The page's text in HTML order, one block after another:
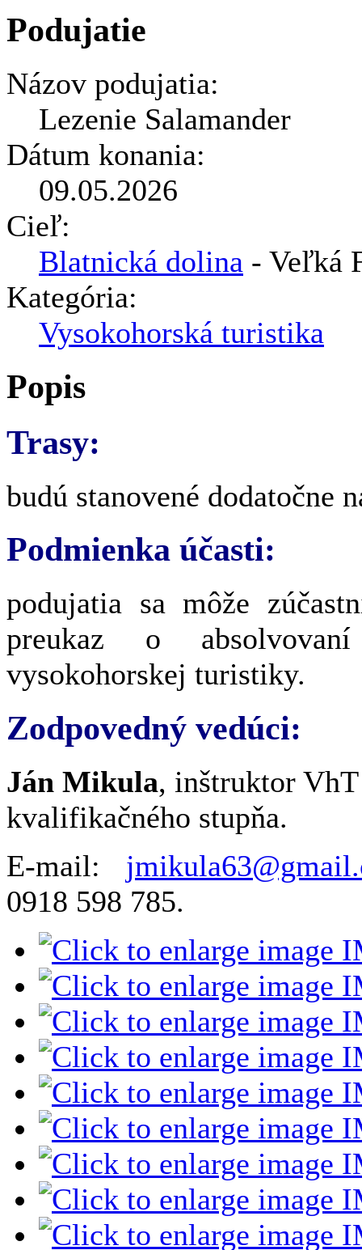
Podujatie
Názov podujatia:
Lezenie Salamander
Dátum konania:
09.05.2026
Cieľ:
Blatnická dolina - Veľká
Kategória:
Vysokohorská turistika
Popis
Trasy:
budú stanovené dodatočne
Podmienka účasti:
podujatia sa môže
preukaz o
vysokohorskej turistiky.
Zodpovedný vedúci:
Ján Mikula, inštruktor
kvalifikačného stupňa.
E-mail:
0918 598 785.